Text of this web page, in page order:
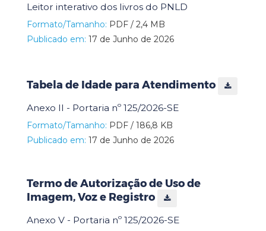
Leitor interativo dos livros do PNLD
Formato/Tamanho: PDF / 2,4 MB
Publicado em: 17 de Junho de 2026
Tabela de Idade para Atendimento
Anexo II - Portaria nº 125/2026-SE
Formato/Tamanho: PDF / 186,8 KB
Publicado em: 17 de Junho de 2026
Termo de Autorização de Uso de
Imagem, Voz e Registro
Anexo V - Portaria nº 125/2026-SE